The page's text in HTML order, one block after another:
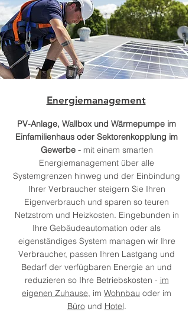
Energiemanagement
PV-Anlage, Wallbox und Wärmepumpe im
Einfamilienhaus oder Sektorenkopplung im
Gewerbe - mit einem smarten
Energiemanagement über alle
Systemgrenzen hinweg und der Einbindung
Ihrer Verbraucher steigern Sie Ihren
Eigenverbrauch und sparen so teuren
Netzstrom und Heizkosten. Eingebunden in
Ihre Gebäudeautomation oder als
eigenständiges System managen wir Ihre
Verbraucher, passen Ihren Lastgang und
Bedarf der verfügbaren Energie an und
reduzieren so Ihre Betriebskosten - im
eigenen Zuhause, im Wohnbau oder im
Büround Hotel.